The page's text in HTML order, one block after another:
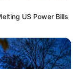
US Power Bills